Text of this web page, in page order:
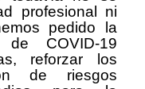
profesional ni
pedido la
COVID-19
reforzar los
de riesgos